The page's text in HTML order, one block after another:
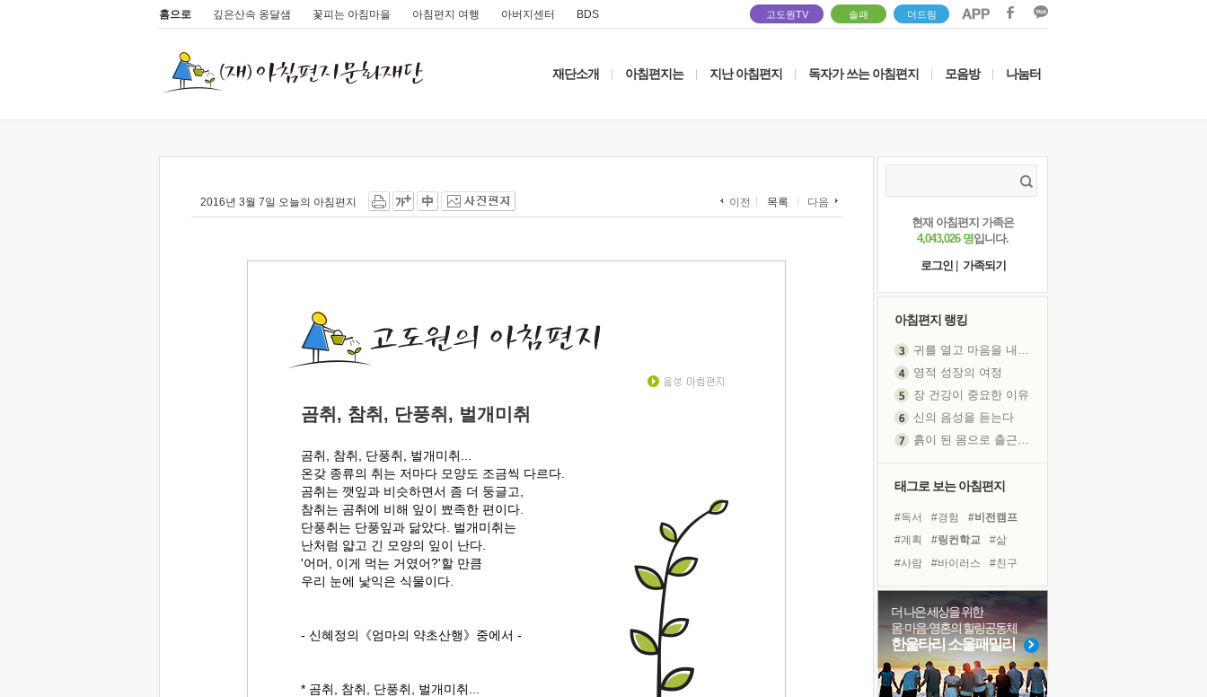
홈으로 깊은산속 옹달샘 꽃피는 아침마을 아침편지 여행 아버지센터 BDS 고도원TV 솔패 더드림
재단소개 아침편지는 지난 아침편지 독자가 쓰는 아침편지 모음방 나눔터
2016년 3월 7일 오늘의 아침편지 이전 목록 다음
곰취, 참취, 단풍취, 벌개미취
곰취, 참취, 단풍취, 벌개미취...
온갖 종류의 취는 저마다 모양도 조금씩 다르다.
곰취는 깻잎과 비슷하면서 좀 더 둥글고,
참취는 곰취에 비해 잎이 뾰족한 편이다.
단풍취는 단풍잎과 닮았다. 벌개미취는
난처럼 얇고 긴 모양의 잎이 난다.
'어머, 이게 먹는 거였어?'할 만큼
우리 눈에 낯익은 식물이다.
- 신혜정의《엄마의 약초산행》중에서 -
* 곰취, 참취, 단풍취, 벌개미취...
현재 아침편지 가족은
4,043,026 명입니다.
로그인
가족되기
아침편지 랭킹
영적 성장의 여정
장 건강이 중요한 이유
신의 음성을 듣는다
처음 손을 잡았던 날
꿈이 실제가 되는 것
'말 타는 법'을 먼저
졸업식 사진을 보며
극심한 변비, 어깨결림, 수면 장애
아픈 아버지를 위한 공간 설계
슬럼프
보고 싶은 어머니
태그로 보는 아침편지
#독서 #경험
#비전캠프
#계획
#링컨학교
#삶
#사람
#바이러스
#친구
#힐링
#나눔
#독서캠프
#위기
#선택
#리더
#희망
#면역력
#극복
#다짐
#건강 #도움
더 나은 세상을 위한
몸·마음·영혼의 힐링공동체
한울타리 소울패밀리